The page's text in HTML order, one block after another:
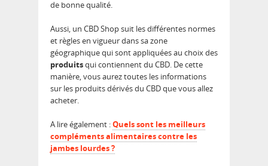
de bonne qualité.
Aussi, un CBD Shop suit les différentes normes
et règles en vigueur dans sa zone
géographique qui sont appliquées au choix des
produitsqui contiennent du CBD. De cette
manière, vous aurez toutes les informations
sur les produits dérivés du CBD que vous allez
acheter.
A lire également :Quels sont les meilleurs
compléments alimentaires contre les
jambes lourdes ?